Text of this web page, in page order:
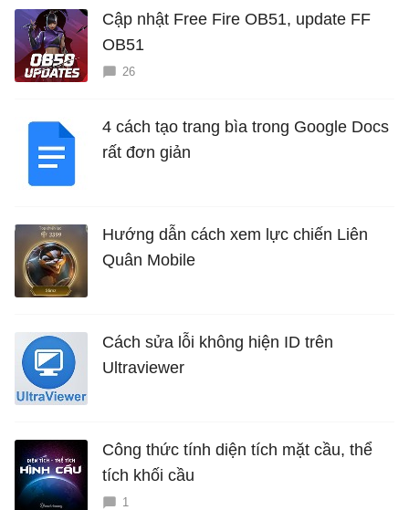
Cập nhật Free Fire OB51, update FF
OB51
26
4 cách tạo trang bìa trong Google Docs
rất đơn giản
Hướng dẫn cách xem lực chiến Liên
Quân Mobile
Cách sửa lỗi không hiện ID trên
Ultraviewer
Công thức tính diện tích mặt cầu, thể
tích khối cầu
1